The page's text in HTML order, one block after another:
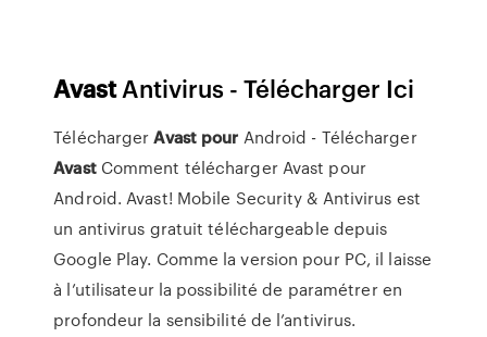
AvastAntivirus - Télécharger Ici
TéléchargerAvast pour Android - Télécharger
AvastComment télécharger Avast pour
Android. Avast! Mobile Security & Antivirus est
un antivirus gratuit téléchargeable depuis
Google Play. Comme la version pour PC, il laisse
à l’utilisateur la possibilité de paramétrer en
profondeur la sensibilité de l’antivirus.